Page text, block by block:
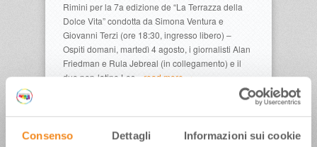
Consenso Dettagli Informazioni sui cookie
Rimini per la 7a edizione de “La Terrazza della
Dolce Vita” condotta da Simona Ventura e
Giovanni Terzi (ore 18:30, ingresso libero) –
Ospiti domani, martedì 4 agosto, i giornalisti Alan
Friedman e Rula Jebreal (in collegamento) e il
duo pop-latino Los… read more →